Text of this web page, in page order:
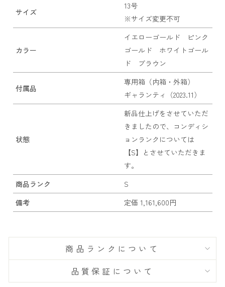
サイズ
13号
※サイズ変更不可
カラー
イエローゴールド ピンク
ゴールド ホワイトゴール
ド ブラウン
付属品
専用箱（内箱・外箱）
ギャランティ（2023.11）
状態
新品仕上げをさせていただ
きましたので、コンディシ
ョンランクについては
【S】とさせていただきま
す。
商品ランク
S
備考
定価 1,161,600円
商品ランクについて
品質保証について